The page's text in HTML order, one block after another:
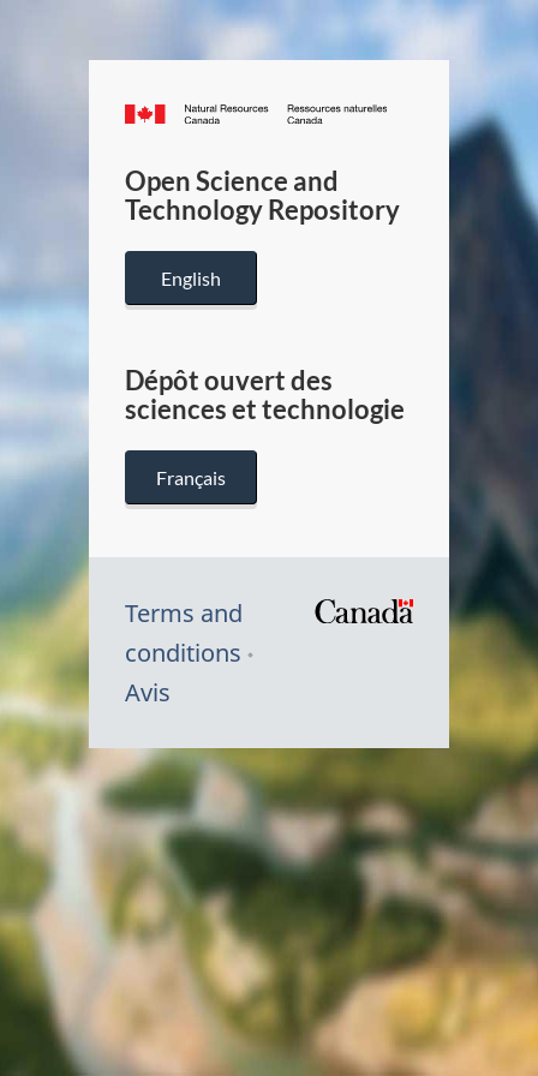
Canada.ca
/
Canada
Open Science and
Technology Repository
English
Dépôt ouvert des
sciences et technologie
Français
Terms and
conditions
Avis
Canada